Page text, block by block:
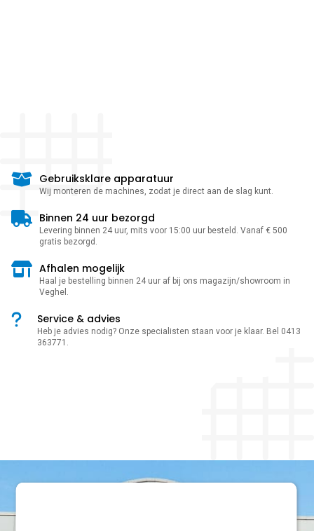
Gebruiksklare apparatuur
Wij monteren de machines, zodat je direct aan de slag kunt.
Binnen 24 uur bezorgd
Levering binnen 24 uur, mits voor 15:00 uur besteld. Vanaf € 500
gratis bezorgd.
Afhalen mogelijk
Haal je bestelling binnen 24 uur af bij ons magazijn/showroom in
Veghel.
Service & advies
Heb je advies nodig? Onze specialisten staan voor je klaar. Bel 0413
363771.